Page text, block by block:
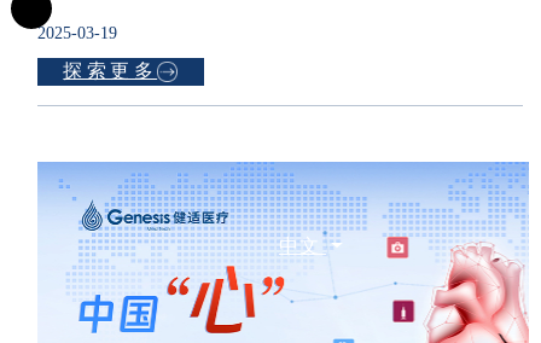
中文
2025-03-19
探索更多